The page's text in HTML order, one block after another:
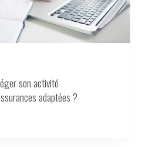
son activité
adaptées ?